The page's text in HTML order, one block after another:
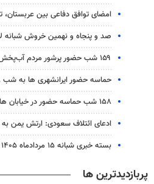
امضای توافق دفاعی بین عربستان،
صد و پنجاه و نهمین خروش شبانه
۱۵۹ شب حضور پرشور مردم آب‌پخش در گذرگاه مقاومت
حماسه حضور ایرانشهری ها به شب ۱۵۸ رسید
۱۵۸ شب حماسه حضور در خیابان های زابل
ادعای ائتلاف سعودی: ارتش یمن
بسته خبری شبانه ۱۵ مردادماه ۱۴۰۵ سیستان و بلوچستان
پربازدیدترین ها